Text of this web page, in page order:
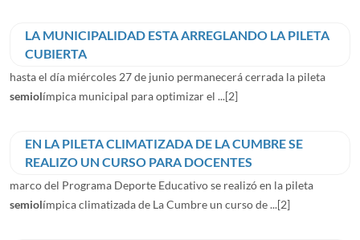
LA MUNICIPALIDAD ESTA ARREGLANDO LA PILETA
CUBIERTA
hasta el día miércoles 27 de junio permanecerá cerrada la pileta
semiolímpica municipal para optimizar el ...[2]
EN LA PILETA CLIMATIZADA DE LA CUMBRE SE
REALIZO UN CURSO PARA DOCENTES
marco del Programa Deporte Educativo se realizó en la pileta
semiolímpica climatizada de La Cumbre un curso de ...[2]